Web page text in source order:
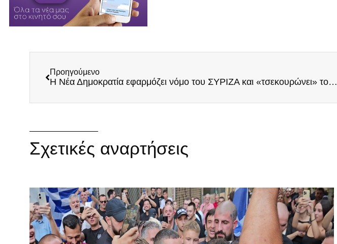
Προηγούμενο
Η Νέα Δημοκρατία εφαρμόζει νόμο του ΣΥΡΙΖΑ και «τσεκουρώνει» τους συνταξιούχους
Σχετικές αναρτήσεις